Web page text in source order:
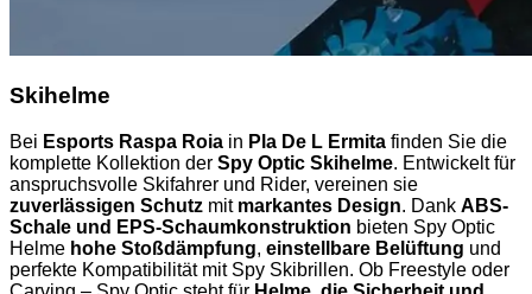
Skihelme
Bei Esports Raspa Roia in Pla De L Ermita finden Sie die
komplette Kollektion der Spy Optic Skihelme. Entwickelt für
anspruchsvolle Skifahrer und Rider, vereinen sie
zuverlässigen Schutz mit markantes Design. Dank ABS-
Schale und EPS-Schaumkonstruktion bieten Spy Optic
Helme hohe Stoßdämpfung, einstellbare Belüftung und
perfekte Kompatibilität mit Spy Skibrillen. Ob Freestyle oder